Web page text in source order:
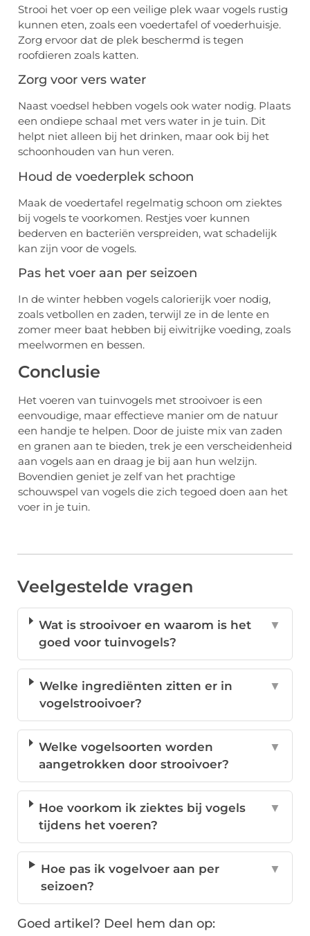
Strooi het voer op een veilige plek waar vogels rustig
kunnen eten, zoals een voedertafel of voederhuisje.
Zorg ervoor dat de plek beschermd is tegen
roofdieren zoals katten.
Zorg voor vers water
Naast voedsel hebben vogels ook water nodig. Plaats
een ondiepe schaal met vers water in je tuin. Dit
helpt niet alleen bij het drinken, maar ook bij het
schoonhouden van hun veren.
Houd de voederplek schoon
Maak de voedertafel regelmatig schoon om ziektes
bij vogels te voorkomen. Restjes voer kunnen
bederven en bacteriën verspreiden, wat schadelijk
kan zijn voor de vogels.
Pas het voer aan per seizoen
In de winter hebben vogels calorierijk voer nodig,
zoals vetbollen en zaden, terwijl ze in de lente en
zomer meer baat hebben bij eiwitrijke voeding, zoals
meelwormen en bessen.
Conclusie
Het voeren van tuinvogels met strooivoer is een
eenvoudige, maar effectieve manier om de natuur
een handje te helpen. Door de juiste mix van zaden
en granen aan te bieden, trek je een verscheidenheid
aan vogels aan en draag je bij aan hun welzijn.
Bovendien geniet je zelf van het prachtige
schouwspel van vogels die zich tegoed doen aan het
voer in je tuin.
Veelgestelde vragen
Wat is strooivoer en waarom is het
goed voor tuinvogels?
▼
Welke ingrediënten zitten er in
vogelstrooivoer?
▼
Welke vogelsoorten worden
aangetrokken door strooivoer?
▼
Hoe voorkom ik ziektes bij vogels
tijdens het voeren?
▼
Hoe pas ik vogelvoer aan per
seizoen?
▼
Goed artikel? Deel hem dan op: